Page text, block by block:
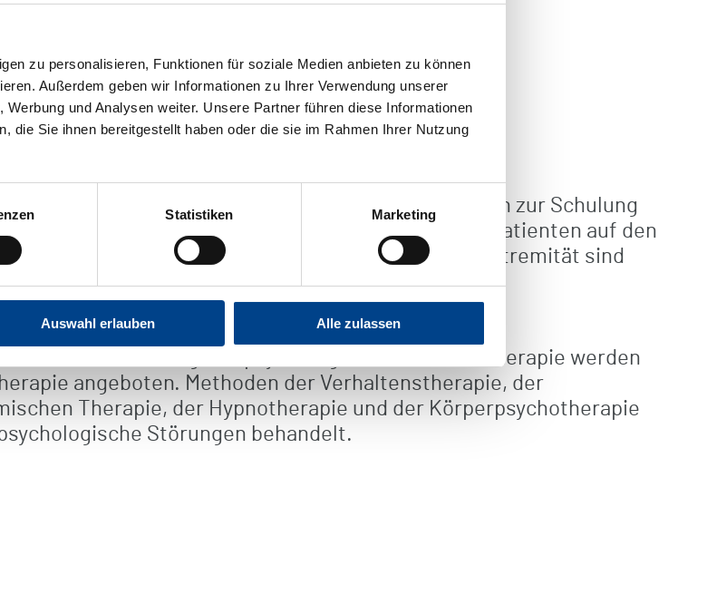
zu personalisieren, Funktionen für soziale Medien anbieten zu können
Außerdem geben wir Informationen zu Ihrer Verwendung unserer
und Analysen weiter. Unsere Partner führen diese Informationen
die Sie ihnen bereitgestellt haben oder die sie im Rahmen Ihrer Nutzung
Statistiken Marketing
Auswahl erlauben Alle zulassen
der Patienten im Alltag. Mit individuellen Übungen zur Schulung
und sensiblen Funktionen bereiten wir die Patienten auf den
und die Stärkung der beeinträchtigten Extremität sind
Raucherentwöhnung und psychologischer Schmerztherapie werden
angeboten. Methoden der Verhaltenstherapie, der
Therapie, der Hypnotherapie und der Körperpsychotherapie
Störungen behandelt.